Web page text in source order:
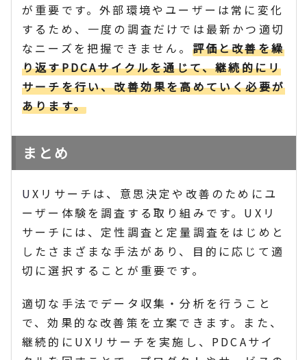
が重要です。外部環境やユーザーは常に変化
するため、一度の調査だけでは最新かつ適切
なニーズを把握できません。 評価と改善を繰
り返すPDCAサイクルを通じて、継続的にリ
サーチを行い、改善効果を高めていく必要が
あります。
まとめ
UXリサーチは、意思決定や改善のためにユ
ーザー体験を調査する取り組みです。UXリ
サーチには、定性調査と定量調査をはじめと
したさまざまな手法があ り、目的に応じて適
切に選択することが重要です。
適切な手法でデータ収集・分析を行うこと
で、効果的な改善策を立案できます。また、
継続的にUXリサーチを実施し、PDCAサイ